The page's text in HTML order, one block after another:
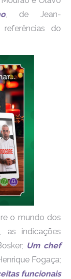
, de Jean-
do
o mundo dos
as indicações
Um chef
Fogaça;
funcionais